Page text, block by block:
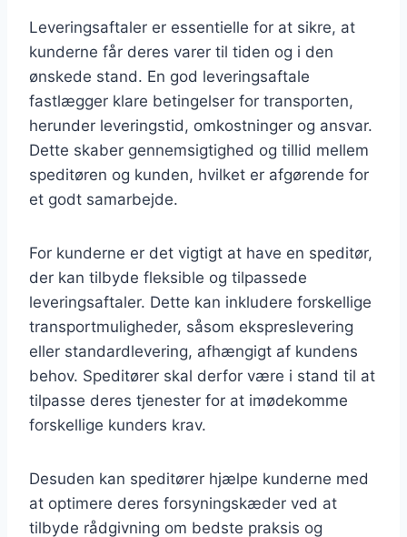
Leveringsaftaler er essentielle for at sikre, at
kunderne får deres varer til tiden og i den
ønskede stand. En god leveringsaftale
fastlægger klare betingelser for transporten,
herunder leveringstid, omkostninger og ansvar.
Dette skaber gennemsigtighed og tillid mellem
speditøren og kunden, hvilket er afgørende for
et godt samarbejde.
For kunderne er det vigtigt at have en speditør,
der kan tilbyde fleksible og tilpassede
leveringsaftaler. Dette kan inkludere forskellige
transportmuligheder, såsom ekspreslevering
eller standardlevering, afhængigt af kundens
behov. Speditører skal derfor være i stand til at
tilpasse deres tjenester for at imødekomme
forskellige kunders krav.
Desuden kan speditører hjælpe kunderne med
at optimere deres forsyningskæder ved at
tilbyde rådgivning om bedste praksis og